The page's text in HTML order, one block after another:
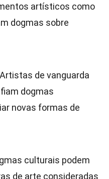
artísticos como
dogmas sobre
de vanguarda
dogmas
novas formas de
culturais podem
de arte consideradas